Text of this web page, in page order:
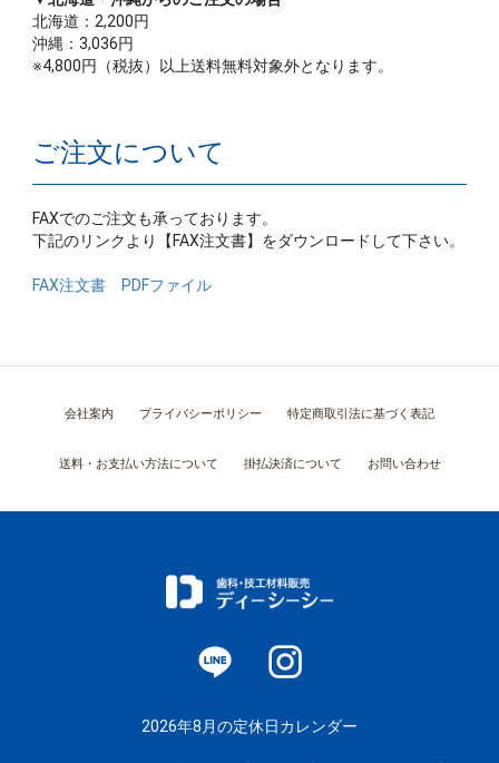
北海道：2,200円
沖縄：3,036円
※4,800円（税抜）以上送料無料対象外となります。
ご注文について
FAXでのご注文も承っております。
下記のリンクより【FAX注文書】をダウンロードして下さい。
FAX注文書 PDFファイル
会社案内 プライバシーポリシー 特定商取引法に基づく表記
送料・お支払い方法について 掛払決済について お問い合わせ
2026年8月の定休日カレンダー